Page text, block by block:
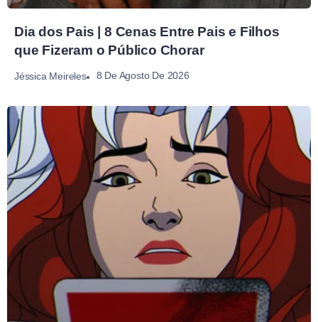
Dia dos Pais | 8 Cenas Entre Pais e Filhos
que Fizeram o Público Chorar
Jéssica Meireles 8 De Agosto De 2026